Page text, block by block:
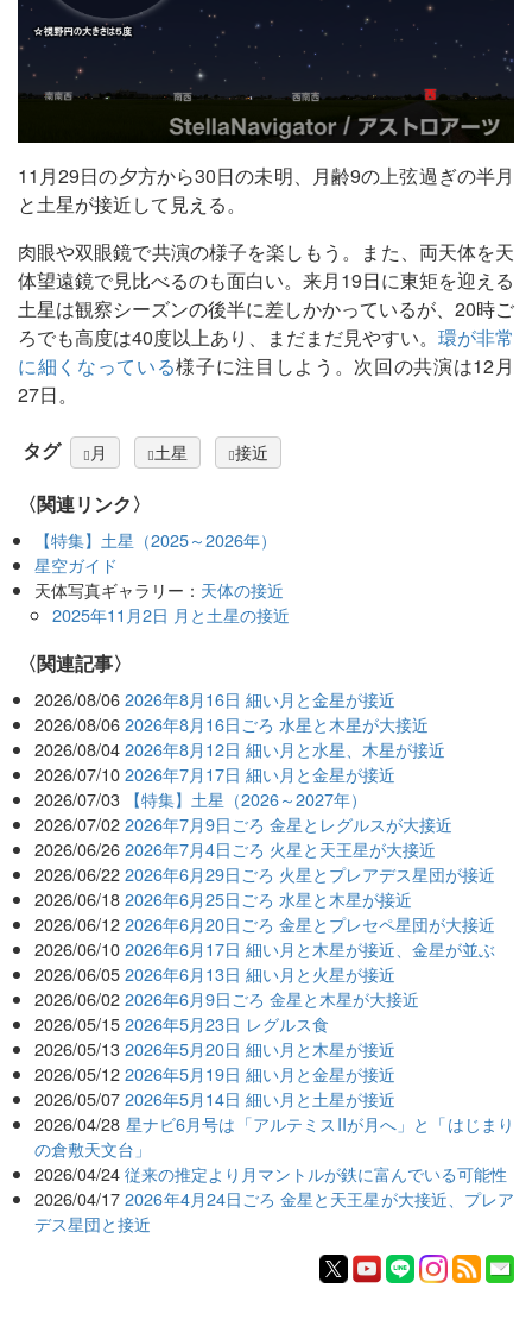
11月29日の夕方から30日の未明、月齢9の上弦過ぎの半月
と土星が接近して見える。
肉眼や双眼鏡で共演の様子を楽しもう。また、両天体を天
体望遠鏡で見比べるのも面白い。来月19日に東矩を迎える
土星は観察シーズンの後半に差しかかっているが、20時ご
ろでも高度は40度以上あり、まだまだ見やすい。 環が非常
に細くなっている様子に注目しよう。次回の共演は12月
27日。
タグ 月 土星 接近
〈関連リンク〉
【特集】土星（2025～2026年）
星空ガイド
天体写真ギャラリー： 天体の接近
2025年11月2日 月と土星の接近
関連記事
2026/08/06 2026年8月16日 細い月と金星が接近
2026/08/06 2026年8月16日ごろ 水星と木星が大接近
2026/08/04 2026年8月12日 細い月と水星、木星が接近
2026/07/10 2026年7月17日 細い月と金星が接近
2026/07/03 【特集】土星（2026～2027年）
2026/07/02 2026年7月9日ごろ 金星とレグルスが大接近
2026/06/26 2026年7月4日ごろ 火星と天王星が大接近
2026/06/22 2026年6月29日ごろ 火星とプレアデス星団が接近
2026/06/18 2026年6月25日ごろ 水星と木星が接近
2026/06/12 2026年6月20日ごろ 金星とプレセペ星団が大接近
2026/06/10 2026年6月17日 細い月と木星が接近、金星が並ぶ
2026/06/05 2026年6月13日 細い月と火星が接近
2026/06/02 2026年6月9日ごろ 金星と木星が大接近
2026/05/15 2026年5月23日 レグルス食
2026/05/13 2026年5月20日 細い月と木星が接近
2026/05/12 2026年5月19日 細い月と金星が接近
2026/05/07 2026年5月14日 細い月と土星が接近
2026/04/28 星ナビ6月号は「アルテミスIIが月へ」と「はじまり
の倉敷天文台」
2026/04/24 従来の推定より月マントルが鉄に富んでいる可能性
2026/04/17 2026年4月24日ごろ 金星と天王星が大接近、プレア
デス星団と接近